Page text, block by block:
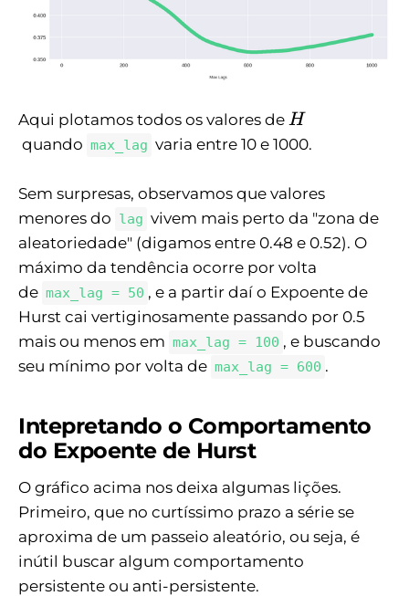
Aqui plotamos todos os valores de H
H
quando max_lag varia entre 10 e 1000.
Sem surpresas, observamos que valores
menores do lag vivem mais perto da "zona de
aleatoriedade" (digamos entre 0.48 e 0.52). O
máximo da tendência ocorre por volta
de max_lag = 50 , e a partir daí o Expoente de
Hurst cai vertiginosamente passando por 0.5
mais ou menos em max_lag = 100 , e buscando
seu mínimo por volta de max_lag = 600 .
Intepretando o Comportamento
do Expoente de Hurst
O gráfico acima nos deixa algumas lições.
Primeiro, que no curtíssimo prazo a série se
aproxima de um passeio aleatório, ou seja, é
inútil buscar algum comportamento
persistente ou anti-persistente.